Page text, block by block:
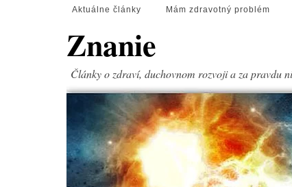
Aktuálne články Mám zdravotný problém
Znanie
Články o zdraví, duchovnom rozvoji a za pravdu